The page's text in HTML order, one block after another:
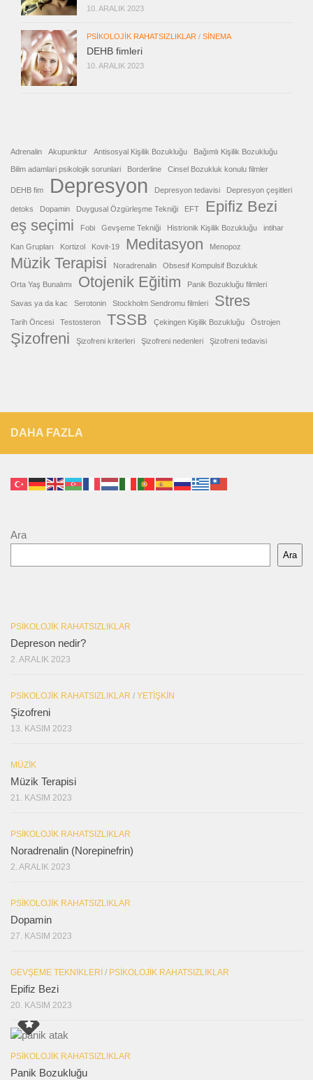
10. ARALIK 2023
PSIKOLOJIK RAHATSIZLIKLAR / SINEMA
DEHB fimleri
10. ARALIK 2023
Adrenalin Akupunktur Antisosyal Kişilik Bozukluğu Bağımlı Kişilik Bozukluğu
Bilim adamlari psikolojik sorunlari Borderline Cinsel Bozukluk konulu filmler
DEHB fim Depresyon Depresyon tedavisi Depresyon çeşitleri
detoks Dopamin Duygusal Özgürleşme Tekniği EFT
Epifiz Bezi
eş seçimi
Fobi Gevşeme Tekniği Histrionik Kişilik Bozukluğu intihar
Kan Grupları Kortizol Kovit-19 Meditasyon Menopoz
Müzik Terapisi Noradrenalin Obsesif Kompulsif Bozukluk
Orta Yaş Bunalımı Otojenik Eğitim Panik Bozukluğu filmleri
Savas ya da kac Serotonin Stockholm Sendromu filmleri Stres
Tarih Öncesi Testosteron TSSB Çekingen Kişilik Bozukluğu Östrojen
Şizofreni Şizofreni kriterleri Şizofreni nedenleri Şizofreni tedavisi
DAHA FAZLA
Ara
Ara
PSIKOLOJIK RAHATSIZLIKLAR
Depreson nedir?
2. ARALIK 2023
PSIKOLOJIK RAHATSIZLIKLAR / YETIŞKIN
Şizofreni
13. KASIM 2023
MÜZIK
Müzik Terapisi
21. KASIM 2023
PSIKOLOJIK RAHATSIZLIKLAR
Noradrenalin (Norepinefrin)
2. ARALIK 2023
PSIKOLOJIK RAHATSIZLIKLAR
Dopamin
27. KASIM 2023
GEVŞEME TEKNIKLERI / PSIKOLOJIK RAHATSIZLIKLAR
Epifiz Bezi
20. KASIM 2023
PSIKOLOJIK RAHATSIZLIKLAR
Panik Bozukluğu